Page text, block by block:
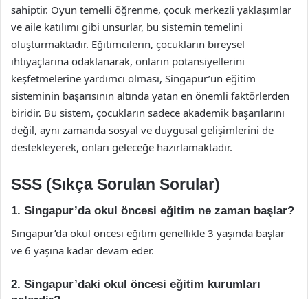
sahiptir. Oyun temelli öğrenme, çocuk merkezli yaklaşımlar
ve aile katılımı gibi unsurlar, bu sistemin temelini
oluşturmaktadır. Eğitimcilerin, çocukların bireysel
ihtiyaçlarına odaklanarak, onların potansiyellerini
keşfetmelerine yardımcı olması, Singapur’un eğitim
sisteminin başarısının altında yatan en önemli faktörlerden
biridir. Bu sistem, çocukların sadece akademik başarılarını
değil, aynı zamanda sosyal ve duygusal gelişimlerini de
destekleyerek, onları geleceğe hazırlamaktadır.
SSS (Sıkça Sorulan Sorular)
1. Singapur’da okul öncesi eğitim ne zaman başlar?
Singapur’da okul öncesi eğitim genellikle 3 yaşında başlar
ve 6 yaşına kadar devam eder.
2. Singapur’daki okul öncesi eğitim kurumları